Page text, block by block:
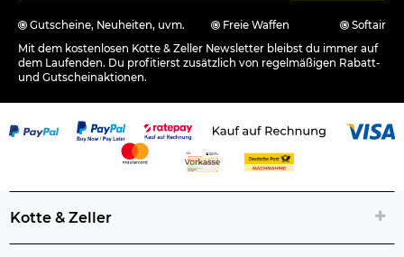
Gutscheine, Neuheiten, uvm. Freie Waffen
Softair
Mit dem kostenlosen Kotte & Zeller Newsletter bleibst du immer auf
dem Laufenden. Du profitierst zusätzlich von regelmäßigen Rabatt-
und Gutscheinaktionen.
Kotte & Zeller